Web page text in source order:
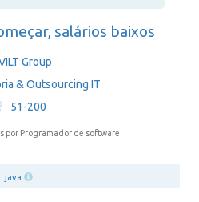
salários baixos
Group
·
& Outsourcing IT
·
51-200
por Programador de software
java